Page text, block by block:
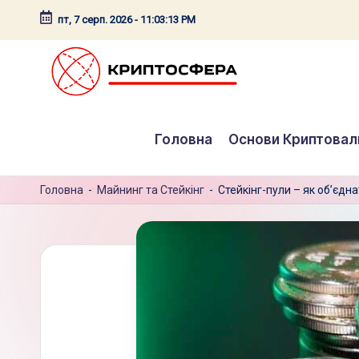
Перейти
пт, 7 серп. 2026- 11:03:14 PM
y
p
t
Головна Основи
Головна - Майнинг та Стейкінг - Стейкінг-пули – як